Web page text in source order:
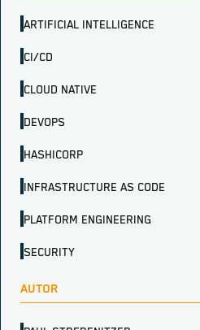
ARTIFICIAL INTELLIGENCE
CI/CD
CLOUD NATIVE
DEVOPS
HASHICORP
INFRASTRUCTURE AS CODE
PLATFORM ENGINEERING
SECURITY
AUTOR